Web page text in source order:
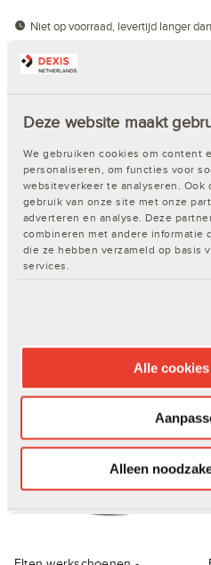
Deze website maakt
We gebruiken cookies om content
personaliseren, om functies voor
websiteverkeer te analyseren.
gebruik van onze site met onze
adverteren en analyse. Deze
combineren met andere informatie
die ze hebben verzameld op basis
services.
Alle
Alleen
Niet op voorraad, levertijd langer
Word klant van Dexis of log
Snel en eenvoudig bestellen
Inzicht in de actuele voorraad
Je eigen klantspecifieke
Keuze uit ruim 65.000
ProPunten sparen voor gratis
Nog geen account?Klik hier!
Productspecificaties